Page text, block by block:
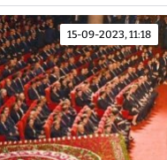
15-09-2023, 11:18